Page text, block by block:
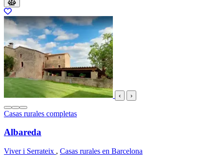
‹ ›
Casas rurales completas
Albareda
Viver i Serrateix , Casas rurales en Barcelona